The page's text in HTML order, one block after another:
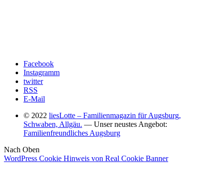
Facebook
Instagramm
twitter
RSS
E-Mail
© 2022 liesLotte – Familienmagazin für Augsburg,
Schwaben, Allgäu. — Unser neustes Angebot:
Familienfreundliches Augsburg
Nach Oben
WordPress Cookie Hinweis von Real Cookie Banner